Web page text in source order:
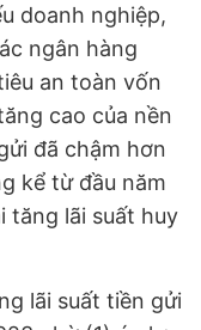
doanh nghiệp,
ngân hàng
an toàn vốn
cao của nền
đã chậm hơn
kể từ đầu năm
tăng lãi suất huy
lãi suất tiền gửi